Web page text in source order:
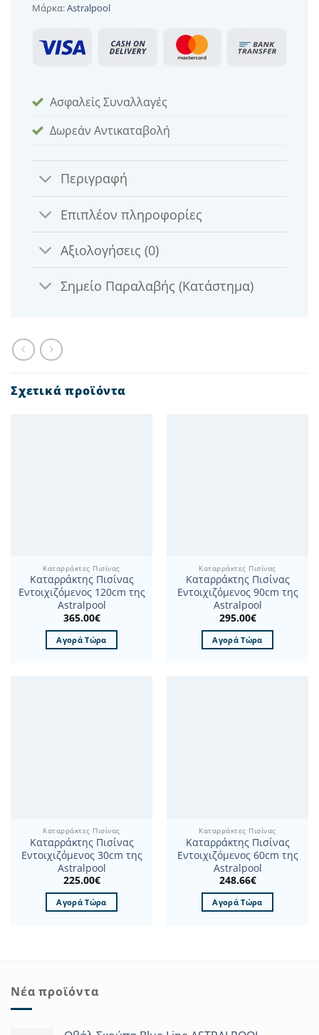
Μάρκα:Astralpool
Ασφαλείς Συναλλαγές
Δωρεάν Αντικαταβολή
Περιγραφή
Επιπλέον πληροφορίες
Αξιολογήσεις (0)
Σημείο Παραλαβής (Κατάστημα)
Σχετικά προϊόντα
Καταρράκτες Πισίνας
Καταρράκτης Πισίνας
Εντοιχιζόμενος 120cm της
Astralpool
365.00€
Αγορά Τώρα
Καταρράκτες Πισίνας
Καταρράκτης Πισίνας
Εντοιχιζόμενος 90cm της
Astralpool
295.00€
Αγορά Τώρα
Καταρράκτες Πισίνας
Καταρράκτης Πισίνας
Εντοιχιζόμενος 30cm της
Astralpool
225.00€
Αγορά Τώρα
Καταρράκτες Πισίνας
Καταρράκτης Πισίνας
Εντοιχιζόμενος 60cm της
Astralpool
248.66€
Αγορά Τώρα
Νέα προϊόντα